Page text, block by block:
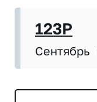
123P
Сентябрь